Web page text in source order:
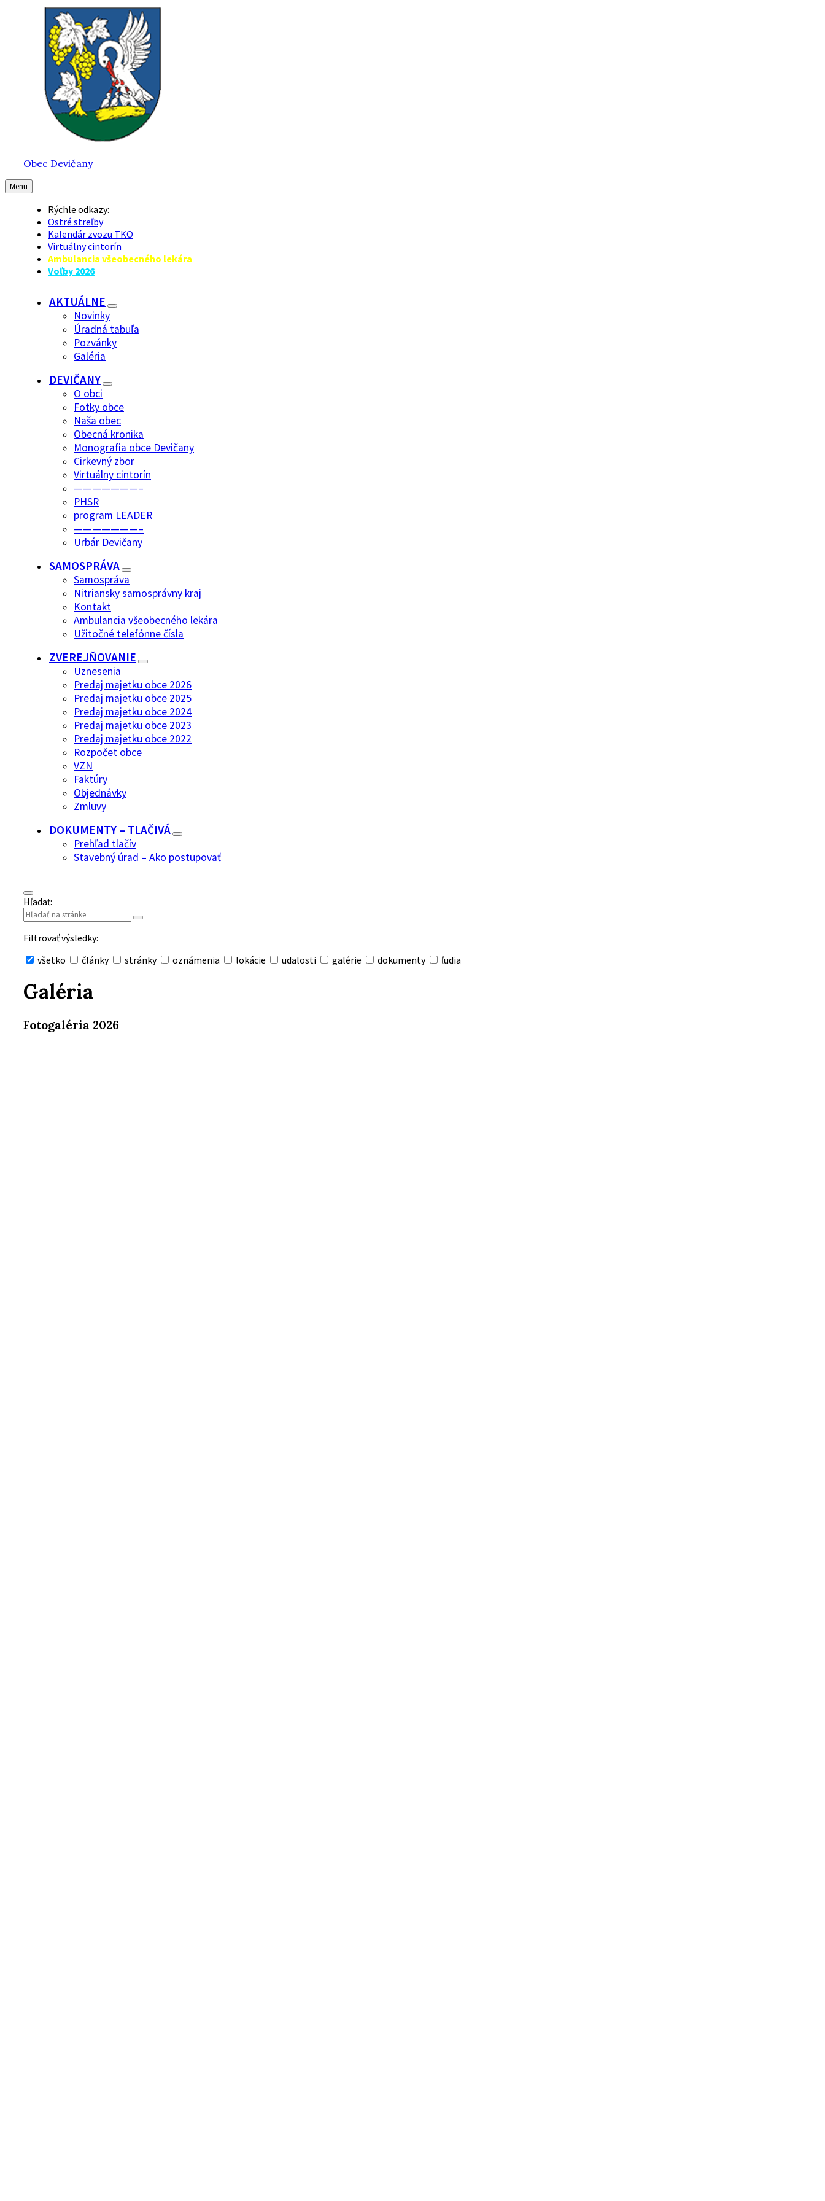
Obec Devičany
Menu
Rýchle odkazy:
Ostré streľby
Kalendár zvozu TKO
Virtuálny cintorín
Ambulancia všeobecného lekára
Voľby 2026
AKTUÁLNE
Novinky
Úradná tabuľa
Pozvánky
Galéria
DEVIČANY
O obci
Fotky obce
Naša obec
Obecná kronika
Monografia obce Devičany
Cirkevný zbor
Virtuálny cintorín
———————–
PHSR
program LEADER
———————–
Urbár Devičany
SAMOSPRÁVA
Samospráva
Nitriansky samosprávny kraj
Kontakt
Ambulancia všeobecného lekára
Užitočné telefónne čísla
ZVEREJŇOVANIE
Uznesenia
Predaj majetku obce 2026
Predaj majetku obce 2025
Predaj majetku obce 2024
Predaj majetku obce 2023
Predaj majetku obce 2022
Rozpočet obce
VZN
Faktúry
Objednávky
Zmluvy
DOKUMENTY – TLAČIVÁ
Prehľad tlačív
Stavebný úrad – Ako postupovať
Hľadať:
Filtrovať výsledky:
všetko
články stránky oznámenia lokácie udalosti galérie dokumenty ľudia
vyhľadávanie
Galéria
Fotogaléria 2026